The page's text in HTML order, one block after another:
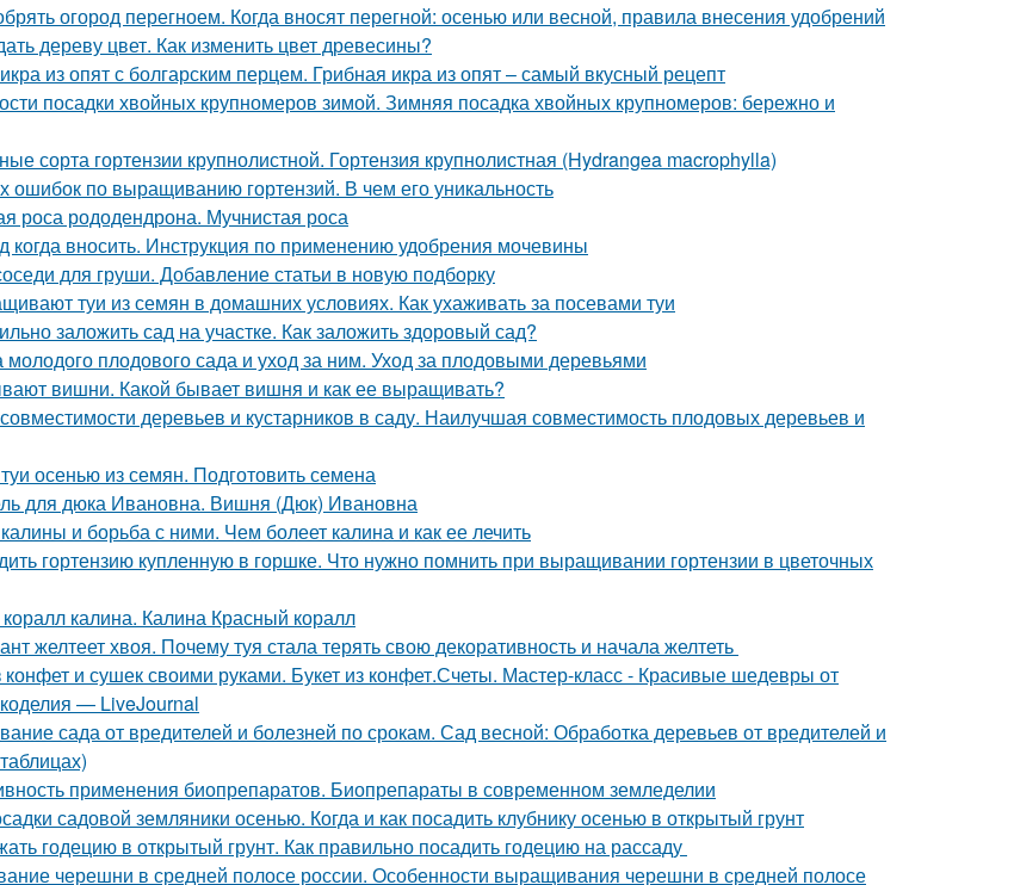
огород перегноем. Когда вносят перегной: осенью или весной, правила внесения удобрений
дереву цвет. Как изменить цвет древесины?
из опят с болгарским перцем. Грибная икра из опят – самый вкусный рецепт
посадки хвойных крупномеров зимой. Зимняя посадка хвойных крупномеров: бережно и
сорта гортензии крупнолистной. Гортензия крупнолистная (Hydrangea macrophylla)
ошибок по выращиванию гортензий. В чем его уникальность
роса рододендрона. Мучнистая роса
когда вносить. Инструкция по применению удобрения мочевины
для груши. Добавление статьи в новую подборку
туи из семян в домашних условиях. Как ухаживать за посевами туи
заложить сад на участке. Как заложить здоровый сад?
молодого плодового сада и уход за ним. Уход за плодовыми деревьями
вишни. Какой бывает вишня и как ее выращивать?
деревьев и кустарников в саду. Наилучшая совместимость плодовых деревьев и
осенью из семян. Подготовить семена
для дюка Ивановна. Вишня (Дюк) Ивановна
и борьба с ними. Чем болеет калина и как ее лечить
гортензию купленную в горшке. Что нужно помнить при выращивании гортензии в цветочных
калина. Калина Красный коралл
желтеет хвоя. Почему туя стала терять свою декоративность и начала желтеть
и сушек своими руками. Букет из конфет.Счеты. Мастер-класс - Красивые шедевры от
— LiveJournal
сада от вредителей и болезней по срокам. Сад весной: Обработка деревьев от вредителей и
применения биопрепаратов. Биопрепараты в современном земледелии
садовой земляники осенью. Когда и как посадить клубнику осенью в открытый грунт
годецию в открытый грунт. Как правильно посадить годецию на рассаду
черешни в средней полосе россии. Особенности выращивания черешни в средней полосе